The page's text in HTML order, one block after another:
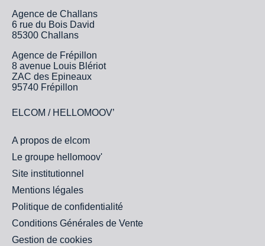
Agence de Challans
6 rue du Bois David
85300 Challans
Agence de Frépillon
8 avenue Louis Blériot
ZAC des Epineaux
95740 Frépillon
ELCOM / HELLOMOOV’
A propos de elcom
Le groupe hellomoov'
Site institutionnel
Mentions légales
Politique de confidentialité
Conditions Générales de Vente
Gestion de cookies